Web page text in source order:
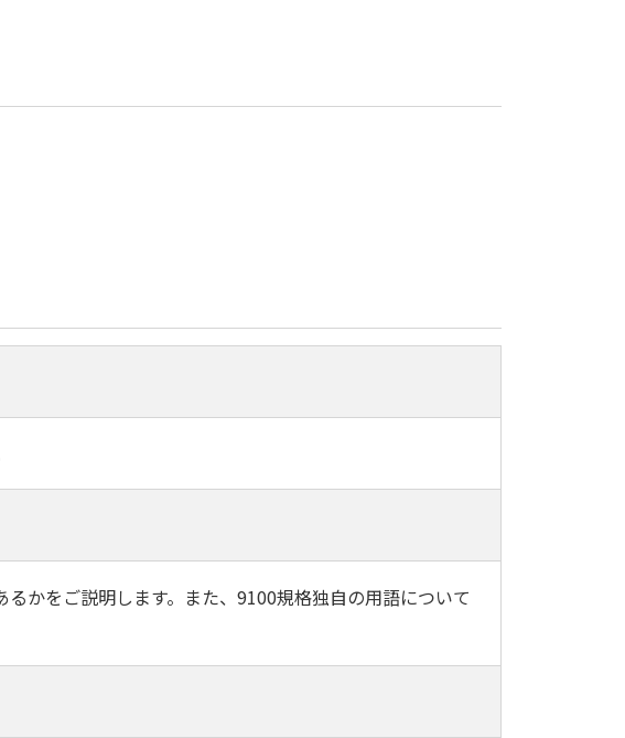
かをご説明します。また、9100規格独自の用語について